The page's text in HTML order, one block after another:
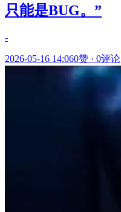
只能是BUG。”
-
2026-05-16 14:060赞 · 0评论